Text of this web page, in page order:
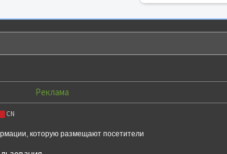
Реклама
CN
которую размещают посетители